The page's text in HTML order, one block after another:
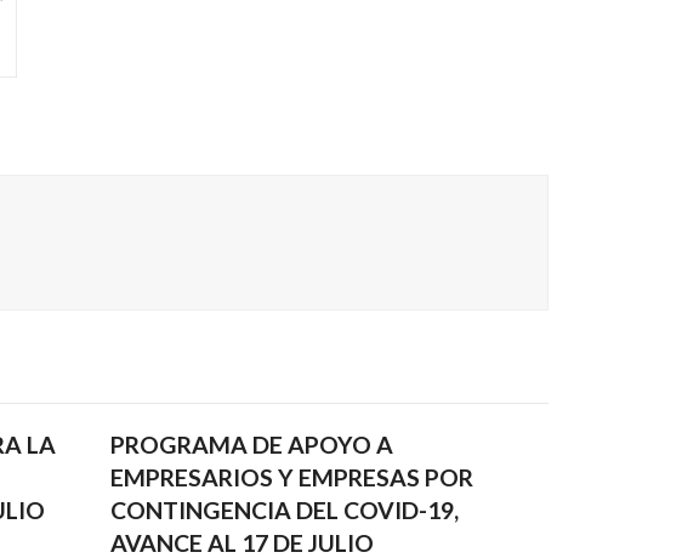
LA
PROGRAMA DE APOYO A
EMPRESARIOS Y EMPRESAS POR
CONTINGENCIA DEL COVID-19,
AVANCE AL 17 DE JULIO